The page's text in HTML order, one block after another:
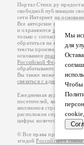
Мы
для
Чтобы
cookie,
Портал Стихи.ру
свободной публикации
сети Интернет на
Все авторские права на
и охраняются законом
.
только с согласия его
обратиться на его
тексты произведений
основанииправил
Российской Федерации
обрабатываются на
Вы также можете
связаться с администрацией
Ежедневная аудитория
посетителей, которые в
миллионов страниц по
расположен справа от
цифры: количество
© Все права принадлежат
эгидойРоссийского союза